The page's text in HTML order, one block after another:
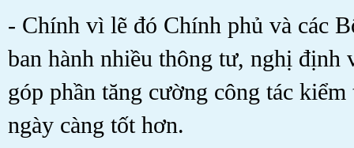
- Chính vì lẽ đó Chính phủ và các
ban hành nhiều thông tư, nghị định
góp phần tăng cường công tác
ngày càng tốt hơn.